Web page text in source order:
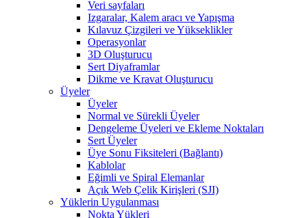
Veri sayfaları
Izgaralar, Kalem aracı ve Yapışma
Kılavuz Çizgileri ve Yükseklikler
Operasyonlar
3D Oluşturucu
Sert Diyaframlar
Dikme ve Kravat Oluşturucu
Üyeler
Üyeler
Normal ve Sürekli Üyeler
Dengeleme Üyeleri ve Ekleme Noktaları
Sert Üyeler
Üye Sonu Fiksiteleri (Bağlantı)
Kablolar
Eğimli ve Spiral Elemanlar
Açık Web Çelik Kirişleri (SJI)
Yüklerin Uygulanması
Nokta Yükleri